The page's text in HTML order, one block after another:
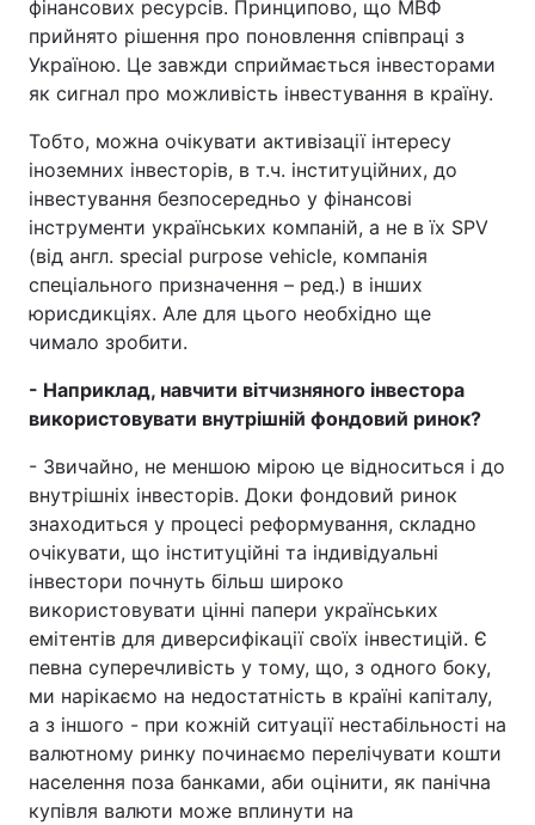
фінансових ресурсів. Принципово, що МВФ
прийнято рішення про поновлення співпраці з
Україною. Це завжди сприймається інвесторами
як сигнал про можливість інвестування в країну.
Тобто, можна очікувати активізації інтересу
іноземних інвесторів, в т.ч. інституційних, до
інвестування безпосередньо у фінансові
інструменти українських компаній, а не в їх SPV
(від англ. special purpose vehicle, компанія
спеціального призначення – ред.) в інших
юрисдикціях. Але для цього необхідно ще
чимало зробити.
- Наприклад, навчити вітчизняного інвестора
використовувати внутрішній фондовий ринок?
- Звичайно, не меншою мірою це відноситься і до
внутрішніх інвесторів. Доки фондовий ринок
знаходиться у процесі реформування, складно
очікувати, що інституційні та індивідуальні
інвестори почнуть більш широко
використовувати цінні папери українських
емітентів для диверсифікації своїх інвестицій. Є
певна суперечливість у тому, що, з одного боку,
ми нарікаємо на недостатність в країні капіталу,
а з іншого - при кожній ситуації нестабільності на
валютному ринку починаємо перелічувати кошти
населення поза банками, аби оцінити, як панічна
купівля валюти може вплинути на